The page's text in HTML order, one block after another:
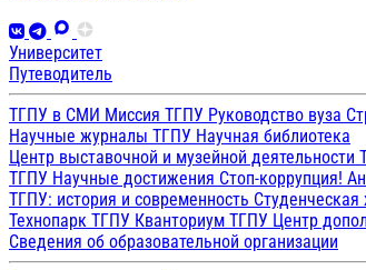
Университет
Путеводитель
ТГПУ в СМИ Миссия ТГПУ Руководство вуза
Научные журналы ТГПУ Научная библиотека
Центр выставочной и музейной деятельности
ТГПУ Научные достижения Стоп-коррупция!
ТГПУ: история и современность Студенческая
Технопарк ТГПУ Кванториум ТГПУ Центр
Сведения об образовательной организации